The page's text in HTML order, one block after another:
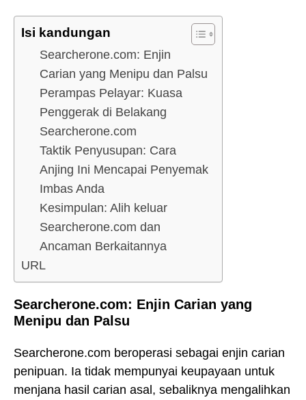
Isi kandungan
Searcherone.com: Enjin
Carian yang Menipu dan Palsu
Perampas Pelayar: Kuasa
Penggerak di Belakang
Searcherone.com
Taktik Penyusupan: Cara
Anjing Ini Mencapai Penyemak
Imbas Anda
Kesimpulan: Alih keluar
Searcherone.com dan
Ancaman Berkaitannya
URL
Searcherone.com: Enjin Carian yang
Menipu dan Palsu
Searcherone.com beroperasi sebagai enjin carian
penipuan. Ia tidak mempunyai keupayaan untuk
menjana hasil carian asal, sebaliknya mengalihkan